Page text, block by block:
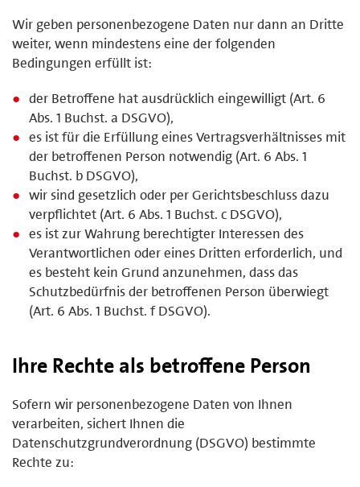
Wir geben personenbezogene Daten nur dann an Dritte
weiter, wenn mindestens eine der folgenden
Bedingungen erfüllt ist:
der Betroffene hat ausdrücklich eingewilligt (Art. 6
Abs. 1 Buchst. a DSGVO),
es ist für die Erfüllung eines Vertragsverhältnisses mit
der betroffenen Person notwendig (Art. 6 Abs. 1
Buchst. b DSGVO),
wir sind gesetzlich oder per Gerichtsbeschluss dazu
verpflichtet (Art. 6 Abs. 1 Buchst. c DSGVO),
es ist zur Wahrung berechtigter Interessen des
Verantwortlichen oder eines Dritten erforderlich, und
es besteht kein Grund anzunehmen, dass das
Schutzbedürfnis der betroffenen Person überwiegt
(Art. 6 Abs. 1 Buchst. f DSGVO).
Ihre Rechte als betroffene Person
Sofern wir personenbezogene Daten von Ihnen
verarbeiten, sichert Ihnen die
Datenschutzgrundverordnung (DSGVO) bestimmte
Rechte zu: